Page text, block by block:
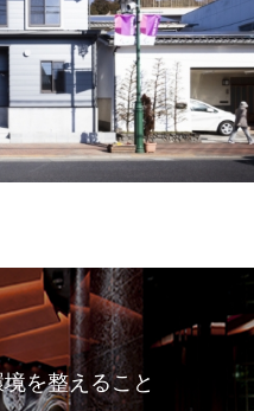
を整えること